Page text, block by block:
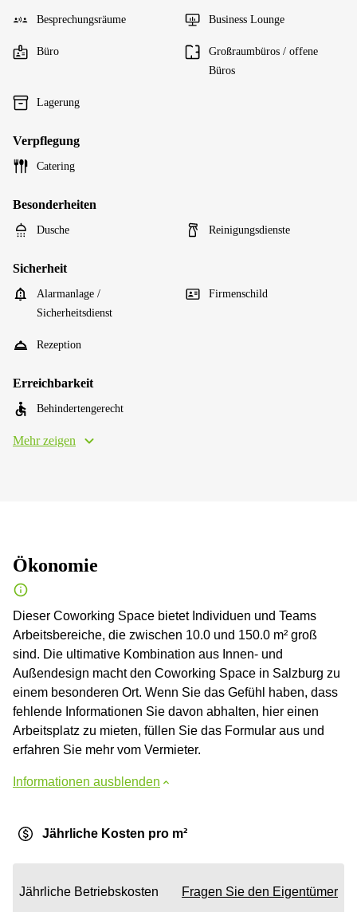
Besprechungsräume Business Lounge
Büro
Großraumbüros / offene
Büros
Lagerung
Verpflegung
Catering
Besonderheiten
Dusche Reinigungsdienste
Sicherheit
Alarmanlage /
Sicherheitsdienst
Firmenschild
Rezeption
Erreichbarkeit
Behindertengerecht
Mehr zeigen
Ökonomie
Dieser Coworking Space bietet Individuen und Teams
Arbeitsbereiche, die zwischen 10.0 und 150.0 m² groß
sind. Die ultimative Kombination aus Innen- und
Außendesign macht den Coworking Space in Salzburg zu
einem besonderen Ort. Wenn Sie das Gefühl haben, dass
fehlende Informationen Sie davon abhalten, hier einen
Arbeitsplatz zu mieten, füllen Sie das Formular aus und
erfahren Sie mehr vom Vermieter.
Informationen ausblenden
Jährliche Kosten pro m²
Jährliche Betriebskosten Fragen Sie den Eigentümer